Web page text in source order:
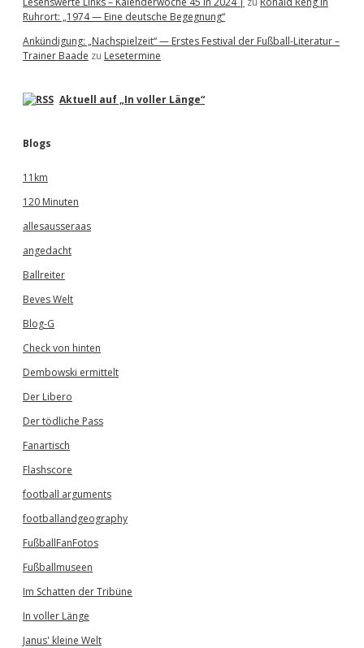
Ruhrort: „1974 — Eine deutsche Begegnung“
Ankündigung: „Nachspielzeit“ — Erstes Festival der Fußball-Literatur –
Trainer Baade zu Lesetermine
Aktuell auf „In voller Länge“
Blogs
11km
120 Minuten
allesausseraas
angedacht
Ballreiter
Beves Welt
Blog-G
Check von hinten
Dembowski ermittelt
Der Libero
Der tödliche Pass
Fanartisch
Flashscore
football arguments
footballandgeography
FußballFanFotos
Fußballmuseen
Im Schatten der Tribüne
In voller Länge
Janus' kleine Welt